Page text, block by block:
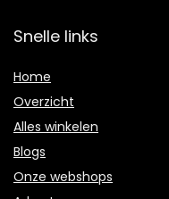
Snelle links
Home
Overzicht
Alles winkelen
Blogs
Onze webshops